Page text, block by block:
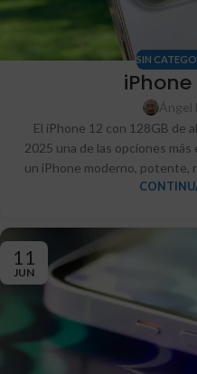
SIN
iPhone
Ángel
El iPhone 12 con 128GB de
2025 una de las opciones
un iPhone moderno, potente,
11
JUN